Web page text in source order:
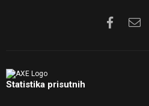
Statistika prisutnih